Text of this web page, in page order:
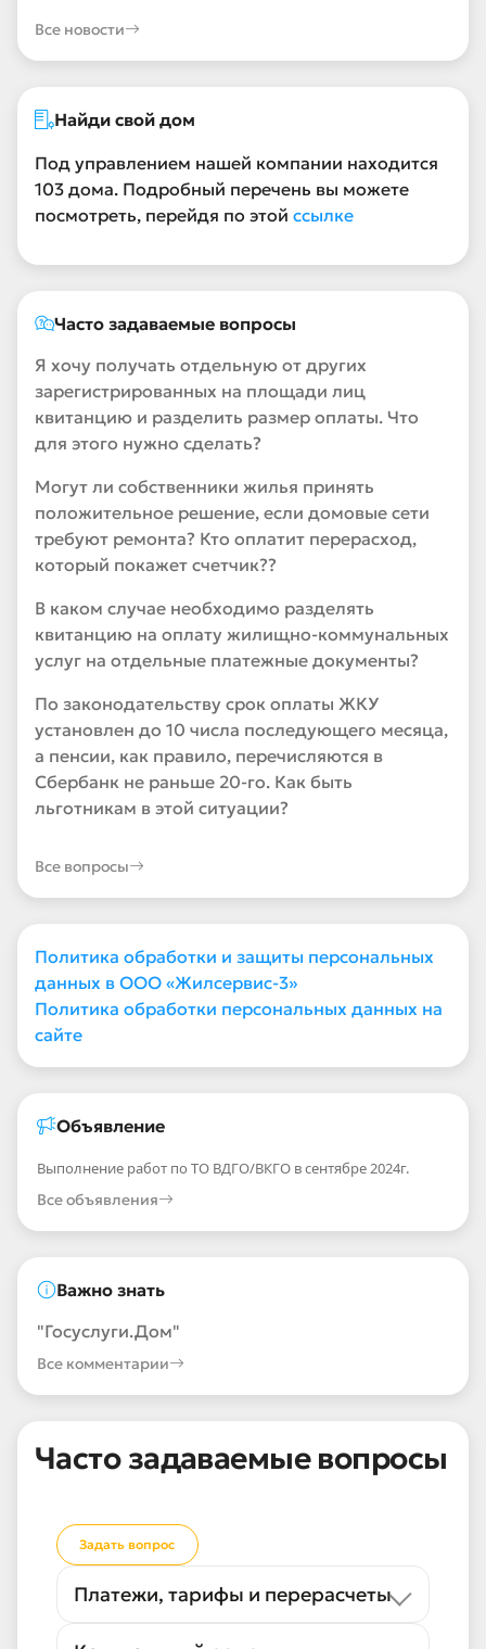
Все новости
Найди свой дом
Под управлением нашей компании находится
103 дома. Подробный перечень вы можете
посмотреть, перейдя по этой ссылке
Часто задаваемые вопросы
Я хочу получать отдельную от других
зарегистрированных на площади лиц
квитанцию и разделить размер оплаты. Что
для этого нужно сделать?
Могут ли собственники жилья принять
положительное решение, если домовые сети
требуют ремонта? Кто оплатит перерасход,
который покажет счетчик??
В каком случае необходимо разделять
квитанцию на оплату жилищно-коммунальных
услуг на отдельные платежные документы?
По законодательству срок оплаты ЖКУ
установлен до 10 числа последующего месяца,
а пенсии, как правило, перечисляются в
Сбербанк не раньше 20-го. Как быть
льготникам в этой ситуации?
Все вопросы
Политика обработки и защиты персональных
данных в ООО «Жилсервис-3»
Политика обработки персональных данных на
сайте
Объявление
Выполнение работ по ТО ВДГО/ВКГО в сентябре 2024г.
Все объявления
Важно знать
"Госуслуги.Дом"
Все комментарии
Часто задаваемые вопросы
Задать вопрос
Платежи, тарифы и перерасчеты